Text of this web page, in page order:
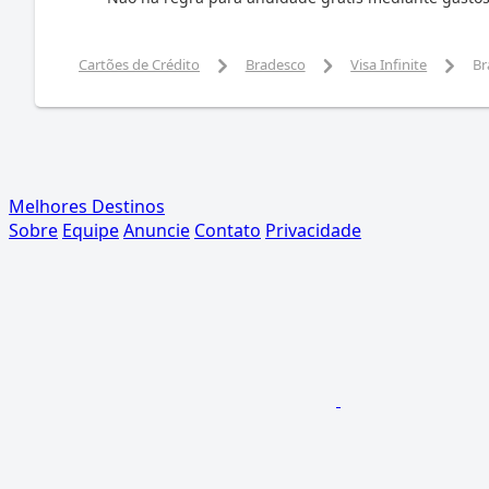
Cartões de Crédito Bradesco Visa Infinite
Melhores Destinos
Sobre EquipeAnuncie Contato Privacidade